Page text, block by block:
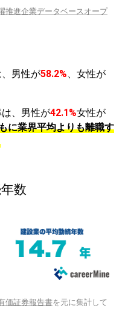
推進企業データベースオープ
男性が58.2%、女性が
、男性が42.1%女性が
に業界平均よりも離職す
数
価証券報告書を元に集計して